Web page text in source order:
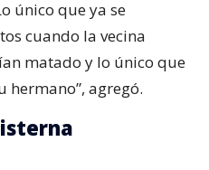
único que ya se
cuando la vecina
matado y lo único que
hermano”, agregó.